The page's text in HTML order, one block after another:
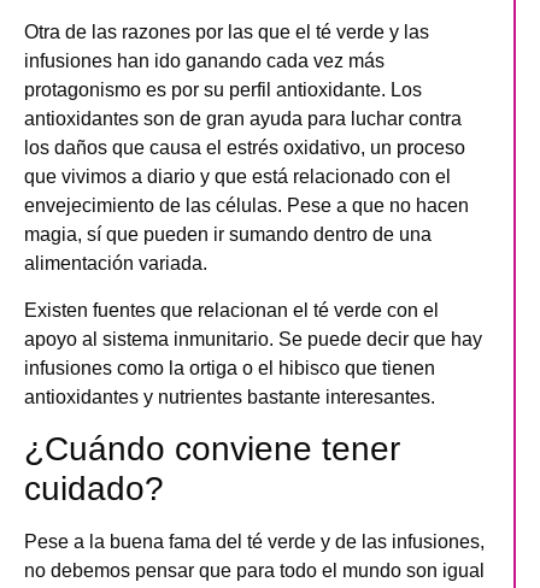
Otra de las razones por las que el té verde y las
infusiones han ido ganando cada vez más
protagonismo es por su perfil antioxidante. Los
antioxidantes son de gran ayuda para luchar contra
los daños que causa el estrés oxidativo, un proceso
que vivimos a diario y que está relacionado con el
envejecimiento de las células. Pese a que no hacen
magia, sí que pueden ir sumando dentro de una
alimentación variada.
Existen fuentes que relacionan el té verde con el
apoyo al sistema inmunitario. Se puede decir que hay
infusiones como la ortiga o el hibisco que tienen
antioxidantes y nutrientes bastante interesantes.
¿Cuándo conviene tener
cuidado?
Pese a la buena fama del té verde y de las infusiones,
no debemos pensar que para todo el mundo son igual